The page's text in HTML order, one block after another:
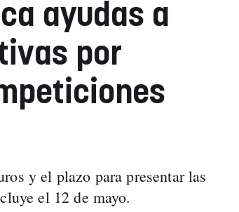
ayudas a
por
y el plazo para presentar las
el 12 de mayo.